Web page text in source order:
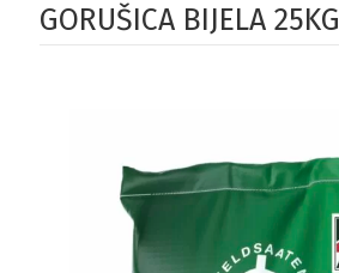
GORUŠICA BIJELA 25KG